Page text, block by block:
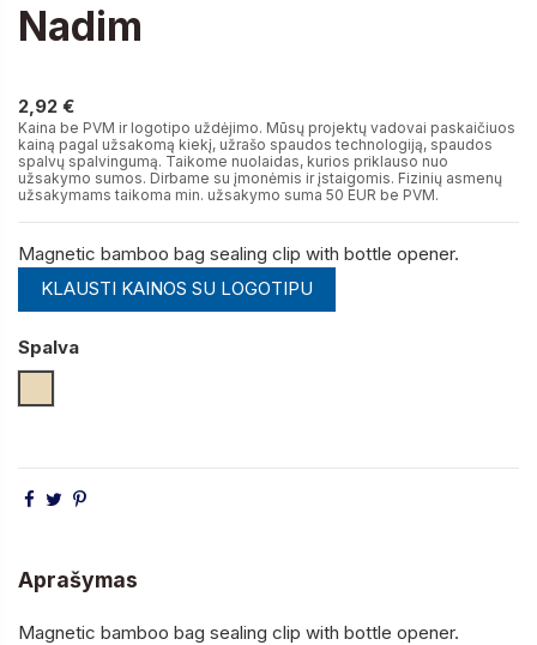
Nadim
2,92 €
Kaina be PVM ir logotipo uždėjimo. Mūsų projektų vadovai paskaičiuos
kainą pagal užsakomą kiekį, užrašo spaudos technologiją, spaudos
spalvų spalvingumą. Taikome nuolaidas, kurios priklauso nuo
užsakymo sumos. Dirbame su įmonėmis ir įstaigomis. Fizinių asmenų
užsakymams taikoma min. užsakymo suma 50 EUR be PVM.
Magnetic bamboo bag sealing clip with bottle opener.
KLAUSTI KAINOS SU LOGOTIPU
Spalva
Aprašymas
Magnetic bamboo bag sealing clip with bottle opener.